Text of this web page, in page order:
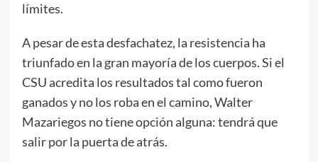
límites.
A pesar de esta desfachatez, la resistencia ha
triunfado en la gran mayoría de los cuerpos. Si el
CSU acredita los resultados tal como fueron
ganados y no los roba en el camino, Walter
Mazariegos no tiene opción alguna: tendrá que
salir por la puerta de atrás.